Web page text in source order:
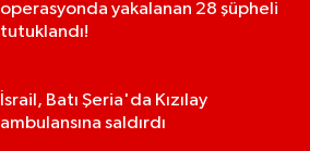
operasyonda yakalanan 28 şüpheli
tutuklandı!
İsrail, Batı Şeria'da Kızılay
ambulansına saldırdı